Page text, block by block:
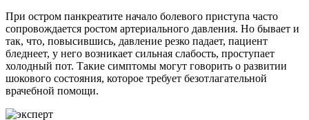
При остром панкреатите начало болевого приступа часто
сопровождается ростом артериального давления. Но бывает и
так, что, повысившись, давление резко падает, пациент
бледнеет, у него возникает сильная слабость, проступает
холодный пот. Такие симптомы могут говорить о развитии
шокового состояния, которое требует безотлагательной
врачебной помощи.